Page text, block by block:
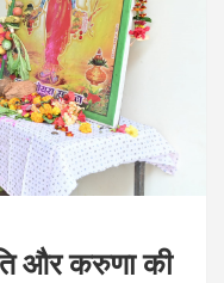
और करुणा की